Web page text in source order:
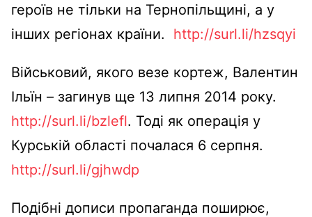
героїв не тільки на Тернопільщині, а у
інших регіонах країни. http://surl.li/hzsqyi
Військовий, якого везе кортеж, Валентин
Ільїн – загинув ще 13 липня 2014 року.
http://surl.li/bzlefl. Тоді як операція у
Курській області почалася 6 серпня.
http://surl.li/gjhwdp
Подібні дописи пропаганда поширює,